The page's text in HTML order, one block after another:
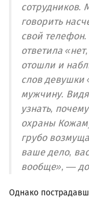
сотрудников.
говорить
свой
ответила
отошли и
слов девушки
мужчину.
узнать,
охраны
грубо
ваше дело,
вообще», —
Однако